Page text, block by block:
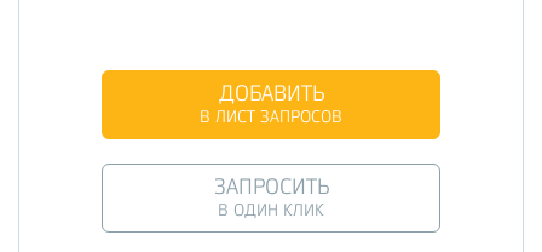
ДОБАВИТЬ
В ЛИСТ ЗАПРОСОВ
ЗАПРОСИТЬ
В ОДИН КЛИК